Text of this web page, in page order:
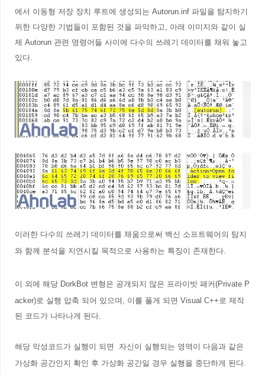
에서 이동형 저장 장치 루트에 생성되는 Autorun.inf 파일을 탐지하기
위한 다양한 기법들이 포함된 것을 파악하고, 아래 이미지와 같이 실
제 Autorun 관련 명령어들 사이에 다수의 쓰레기 데이터를 채워 놓고
있다.
이러한 다수의 쓰레기 데이터를 채움으로써 백신 소프트웨어의 탐지
와 함께 분석을 지연시킬 목적으로 사용하는 특징이 존재한다.
이 외에 해당 DorkBot 변형은 공개되지 않은 프라이빗 패커(Private P
acker)로 실행 압축 되어 있으며, 이를 풀게 되면 Visual C++로 제작
된 코드가 나타나게 된다.
해당 악성코드가 실행이 되면 자신이 실행되는 영역이 다음과 같은
가상화 공간인지 확인 후 가상화 공간일 경우 실행을 중단하게 된다.